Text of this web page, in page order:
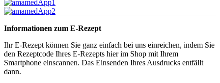
Informationen zum E-Rezept
Ihr E-Rezept können Sie ganz einfach bei uns einreichen, indem Sie
den Rezeptcode Ihres E-Rezepts hier im Shop mit Ihrem
Smartphone einscannen. Das Einsenden Ihres Ausdrucks entfällt
dann.